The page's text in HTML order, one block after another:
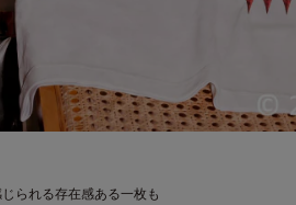
られる存在感ある一枚も